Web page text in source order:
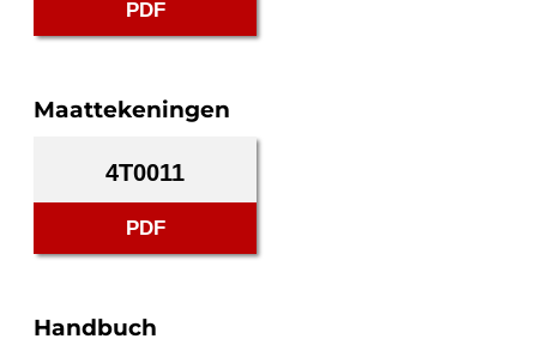
PDF
Maattekeningen
4T0011
PDF
Handbuch